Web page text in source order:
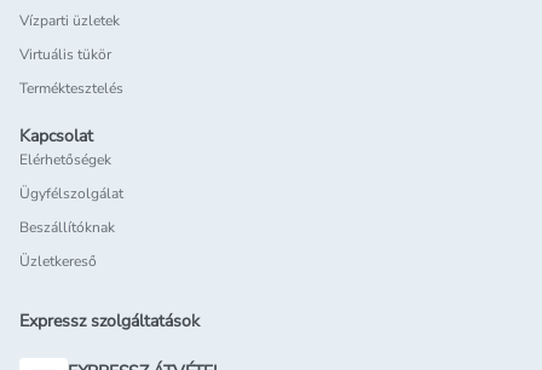
Vízparti üzletek
Virtuális tükör
Terméktesztelés
Kapcsolat
Elérhetőségek
Ügyfélszolgálat
Beszállítóknak
Üzletkereső
Expressz szolgáltatások